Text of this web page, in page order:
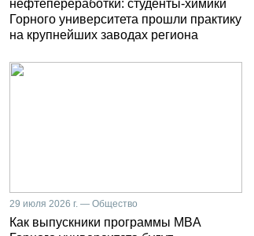
нефтепереработки: студенты-химики
Горного университета прошли практику
на крупнейших заводах региона
29 июля 2026 г. — Общество
Как выпускники программы MBA